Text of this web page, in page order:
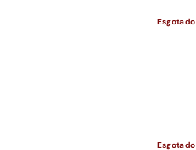
Esgotado
Esgotado